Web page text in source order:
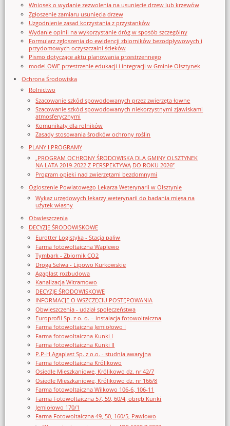
Wniosek o wydanie zezwolenia na usunięcie drzew lub krzewów
Zgłoszenie zamiaru usunięcia drzew
Uzgodnienie zasad korzystania z przystanków
Wydanie opinii na wykorzystanie dróg w sposób szczególny
Formularz zgłoszenia do ewidencji zbiorników bezodpływowych i
przydomowych oczyszczalni ścieków
Pismo dotyczące aktu planowania przestrzennego
modeLOWE przestrzenie edukacji i integracji w Gminie Olsztynek
Ochrona Środowiska
Rolnictwo
Szacowanie szkód spowodowanych przez zwierzęta łowne
Szacowanie szkód spowodowanych niekorzystnymi zjawiskami
atmosferycznymi
Komunikaty dla rolników
Zasady stosowania środków ochrony roślin
PLANY I PROGRAMY
„PROGRAM OCHRONY ŚRODOWISKA DLA GMINY OLSZTYNEK
NA LATA 2019-2022 Z PERSPEKTYWĄ DO ROKU 2026”
Program opieki nad zwierzętami bezdomnymi
Ogloszenie Powiatowego Lekarza Weterynarii w Olsztynie
Wykaz urzędowych lekarzy weterynarii do badania mięsa na
użytek własny
Obwieszczenia
DECYZJE ŚRODOWISKOWE
Eurotter Logistyka - Stacja paliw
Farma fotowoltaiczna Waplewo
Tymbark - Zbiornik CO2
Droga Selwa - Lipowo Kurkowskie
Agaplast rozbudowa
Kanalizacja Witramowo
DECYZJE ŚRODOWISKOWE
INFORMACJE O WSZCZĘCIU POSTĘPOWANIA
Obwieszczenia - udział społeczeństwa
Europrofil Sp. z o. o. – instalacja fotowoltaiczna
Farma fotowoltaiczna Jemiołowo I
Farma fotowoltaiczna Kunki I
Farma fotowoltaiczna Kunki II
P.P-H.Agaplast Sp. z o.o. - studnia awaryjna
Farma fotowoltaiczna Królikowo
Osiedle Mieszkaniowe, Królikowo dz. nr 42/7
Osiedle Mieszkaniowe, Królikowo dz. nr 166/8
Farma fotowoltaiczna Wilkowo 106-6, 106-11
Farma Fotowoltaiczna 57, 59, 60/4, obręb Kunki
Jemiołowo 170/1
Farma Fotowoltaiczna 49, 50, 160/5, Pawłowo